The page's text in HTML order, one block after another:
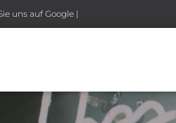
uns auf Google |